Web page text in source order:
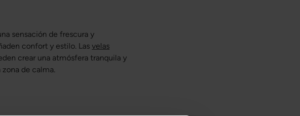
sensación de frescura y
confort y estilo. Las velas
crear una atmósfera tranquila y
de calma.